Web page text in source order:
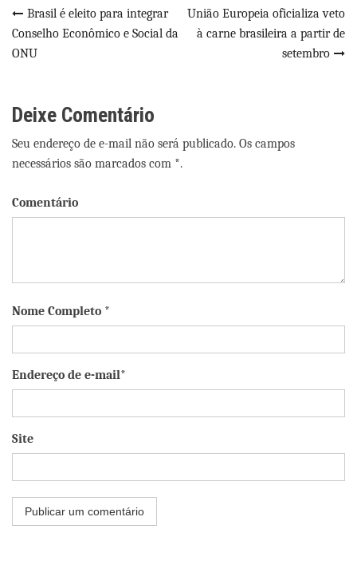
Navegação
de
Brasil é eleito para integrar
Conselho Econômico e Social da
ONU
União Europeia oficializa veto
à carne brasileira a partir de
setembro
Deixe Comentário
Seu endereço de e-mail não será publicado. Os campos
necessários são marcados com *.
Comentário
Nome Completo *
Endereço de e-mail*
Site